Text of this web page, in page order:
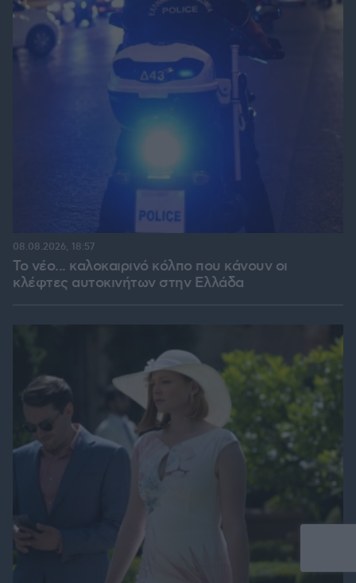
Το νέο... καλοκαιρινό κόλπο που κάνουν οι
κλέφτες αυτοκινήτων στην Ελλάδα
08.08.2026, 18:57